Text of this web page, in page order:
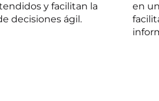
y facilitan la
decisiones ágil.
en